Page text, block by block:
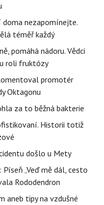
doma nezapomínejte.
téměř každý
pomáhá nádoru. Vědci
roli fruktózy
promotér
Oktagonu
za to běžná bakterie
Historii totiž
došlo u Mety
„Veď mě dál, cesto
Rododendron
aneb tipy na vzdušné